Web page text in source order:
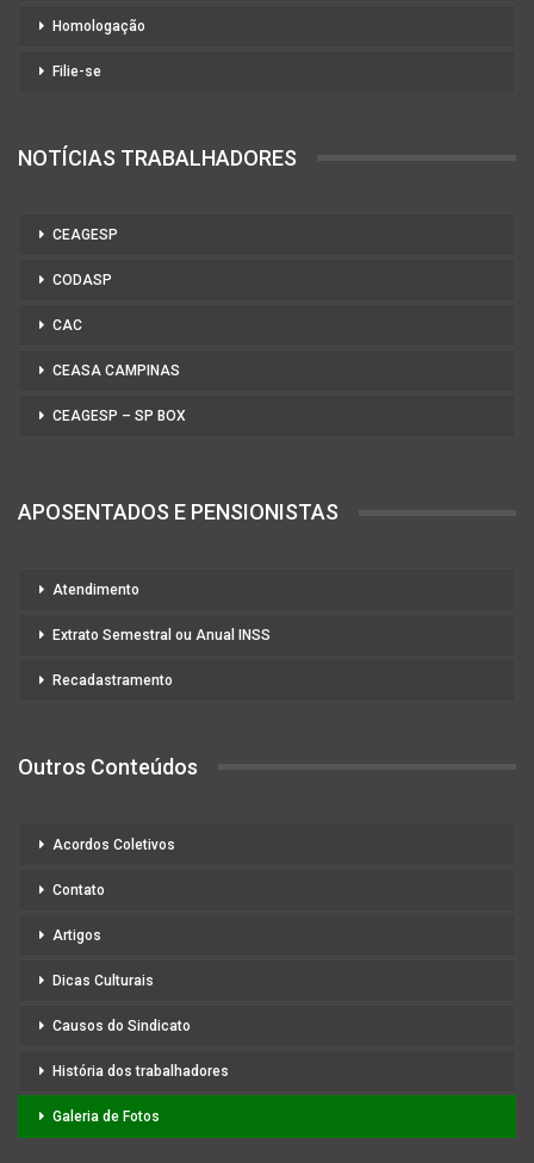
Homologação
Filie-se
NOTÍCIAS TRABALHADORES
CEAGESP
CODASP
CAC
CEASA CAMPINAS
CEAGESP – SP BOX
APOSENTADOS E PENSIONISTAS
Atendimento
Extrato Semestral ou Anual INSS
Recadastramento
Outros Conteúdos
Acordos Coletivos
Contato
Artigos
Dicas Culturais
Causos do Sindicato
História dos trabalhadores
Galeria de Fotos